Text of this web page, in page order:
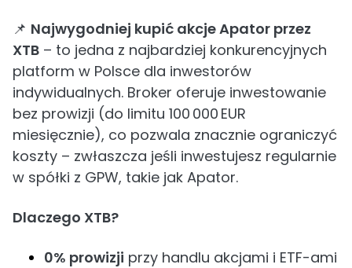
📌 Najwygodniej kupić akcje Apator przez
XTB – to jedna z najbardziej konkurencyjnych
platform w Polsce dla inwestorów
indywidualnych. Broker oferuje inwestowanie
bez prowizji (do limitu 100 000 EUR
miesięcznie), co pozwala znacznie ograniczyć
koszty – zwłaszcza jeśli inwestujesz regularnie
w spółki z GPW, takie jak Apator.
Dlaczego XTB?
0% prowizji przy handlu akcjami i ETF-ami